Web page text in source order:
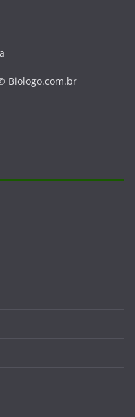
Biologo.com.br